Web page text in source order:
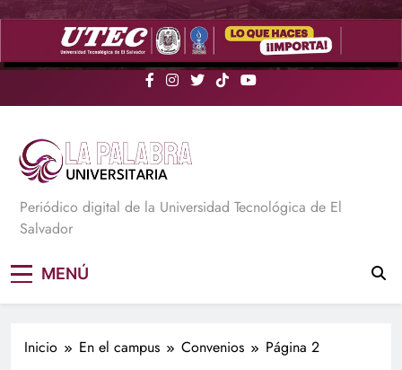
Saltar
La Palabra Universitaria
Periódico digital de la Universidad Tecnológica de El
Salvador
MENÚ
Inicio En el campus Convenios Página 2